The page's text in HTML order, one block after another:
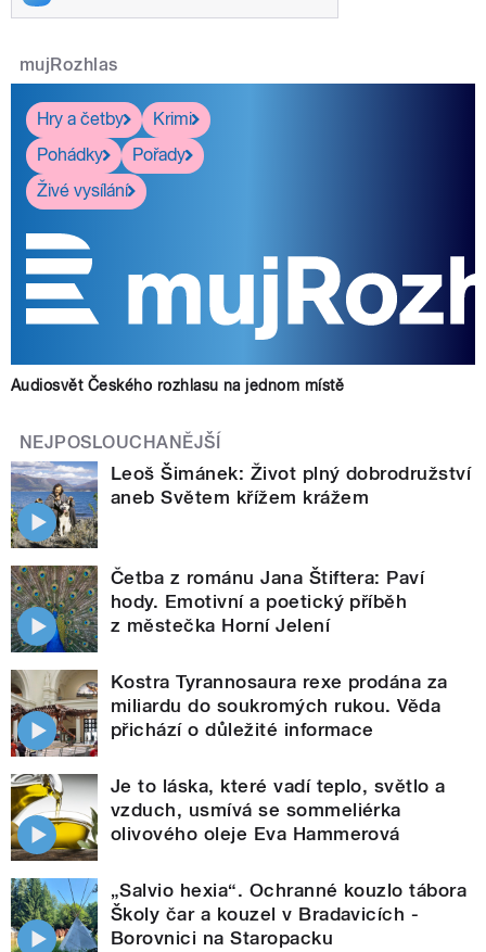
mujRozhlas
Hry a četby
Krimi
Pohádky
Pořady
Živé vysílání
Audiosvět Českého rozhlasu na jednom místě
NEJPOSLOUCHANĚJŠÍ
Leoš Šimánek: Život plný dobrodružství
aneb Světem křížem krážem
Četba z románu Jana Štiftera: Paví
hody. Emotivní a poetický příběh
z městečka Horní Jelení
Kostra Tyrannosaura rexe prodána za
miliardu do soukromých rukou. Věda
přichází o důležité informace
Je to láska, které vadí teplo, světlo a
vzduch, usmívá se sommeliérka
olivového oleje Eva Hammerová
„Salvio hexia“. Ochranné kouzlo tábora
Školy čar a kouzel v Bradavicích -
Borovnici na Staropacku